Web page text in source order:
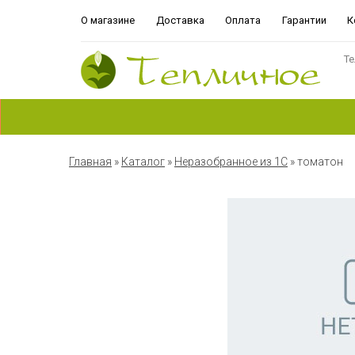
О магазине Доставка Оплата Гарантии
Главная » Каталог » Неразобранное из 1С »томатон